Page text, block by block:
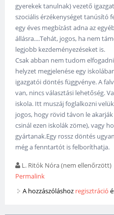
gyerekek tanulnak) vezető
szociális érzékenységet tanúsító
egy éves megbízást adna az
állásra....Tehát, jogos, ha nem
legjobb kezdeményezéseket is.
Csak abban nem tudom
helyzet megjelenése egy
igazgatói döntés függvénye. A
van, nincs választási lehetőség.
iskola. Itt muszáj foglalkozni
jogos, hogy rövid távon le
csinál ezen iskolák zöme), vagy
gyártanak.Egy rossz döntés
még a fenntartót is felboríthatja.
L. Ritók Nóra (nem ellenőrzött)
Permalink
A hozzászóláshoz regisztráció